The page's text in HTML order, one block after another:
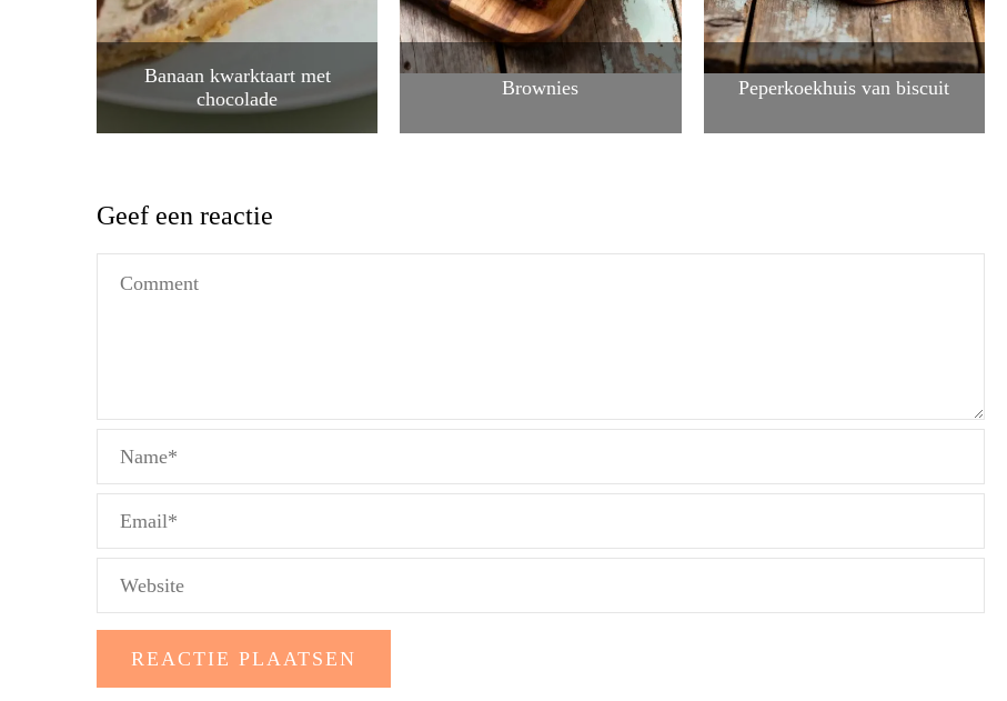
Banaan kwarktaart met
chocolade
Brownies Peperkoekhuis van biscuit
Geef een reactie